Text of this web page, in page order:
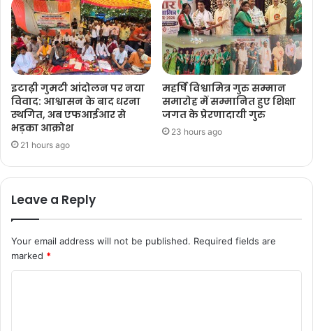
इटाढ़ी गुमटी आंदोलन पर नया
विवाद: आश्वासन के बाद धरना
स्थगित, अब एफआईआर से
भड़का आक्रोश
21 hours ago
महर्षि विश्वामित्र गुरु सम्मान
समारोह में सम्मानित हुए शिक्षा
जगत के प्रेरणादायी गुरु
23 hours ago
Leave a Reply
Your email address will not be published. Required fields are
marked *